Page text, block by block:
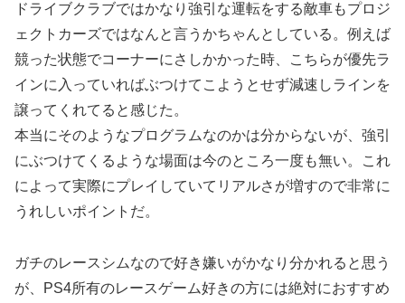
ドライブクラブではかなり強引な運転をする敵車もプロジ
ェクトカーズではなんと言うかちゃんとしている。例えば
競った状態でコーナーにさしかかった時、こちらが優先ラ
インに入っていればぶつけてこようとせず減速しラインを
譲ってくれてると感じた。
本当にそのようなプログラムなのかは分からないが、強引
にぶつけてくるような場面は今のところ一度も無い。これ
によって実際にプレイしていてリアルさが増すので非常に
うれしいポイントだ。
ガチのレースシムなので好き嫌いがかなり分かれると思う
が、PS4所有のレースゲーム好きの方には絶対におすすめ